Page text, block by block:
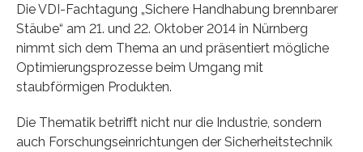
Die VDI-Fachtagung „Sichere Handhabung brennbarer
Stäube“ am 21. und 22. Oktober 2014 in Nürnberg
nimmt sich dem Thema an und präsentiert mögliche
Optimierungsprozesse beim Umgang mit
staubförmigen Produkten.
Die Thematik betrifft nicht nur die Industrie, sondern
auch Forschungseinrichtungen der Sicherheitstechnik